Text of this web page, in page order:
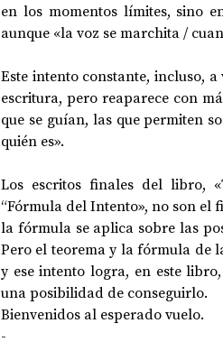
en los momentos límites, sino
aunque «la voz se marchita /
Este intento constante, incluso,
escritura, pero reaparece con
que se guían, las que permiten
quién es».
Los escritos finales del libro,
“Fórmula del Intento», no son el
la fórmula se aplica sobre las
Pero el teorema y la fórmula de
y ese intento logra, en este
una posibilidad de conseguirlo.
Bienvenidos al esperado vuelo.
-